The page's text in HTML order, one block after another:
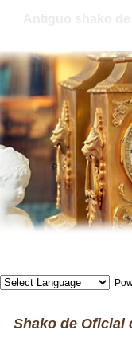
Shako de Oficial